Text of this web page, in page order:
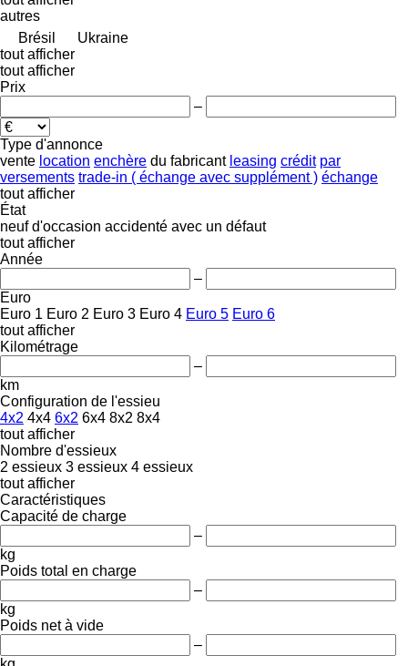
autres
Brésil
Ukraine
tout afficher
tout afficher
Prix
–
Type d'annonce
vente location enchère du fabricant leasing crédit par
versements trade-in ( échange avec supplément ) échange
tout afficher
État
neuf d'occasion accidenté avec un défaut
tout afficher
Année
–
Euro
Euro 1 Euro 2 Euro 3 Euro 4 Euro 5 Euro 6
tout afficher
Kilométrage
–
km
Configuration de l'essieu
4x2 4x4 6x2 6x4 8x2 8x4
tout afficher
Nombre d'essieux
2 essieux 3 essieux 4 essieux
tout afficher
Caractéristiques
Capacité de charge
–
kg
Poids total en charge
–
kg
Poids net à vide
–